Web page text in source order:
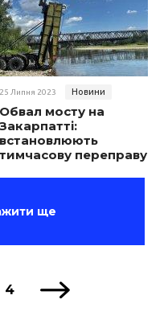
25 Липня 2023 Новини
Обвал мосту на
Закарпатті:
встановлюють
тимчасову переправу
ще
4